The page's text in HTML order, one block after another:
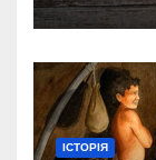
ІСТОРІЯ